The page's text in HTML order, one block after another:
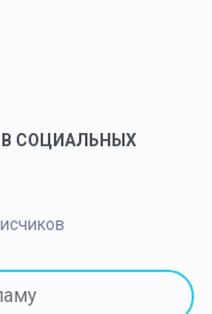
В СОЦИАЛЬНЫХ